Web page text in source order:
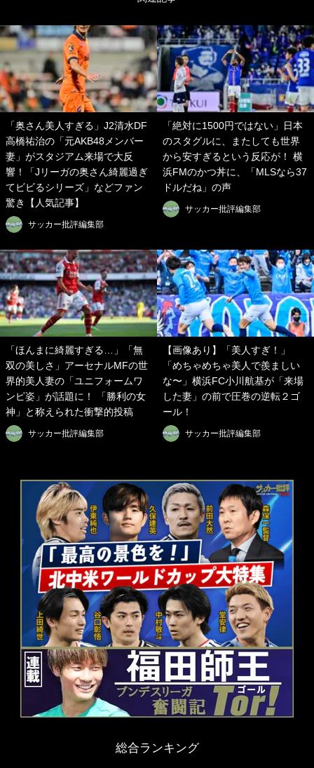
「奥さん美人すぎる」J2清水DF
高橋祐治の「元AKB48メンバー
妻」がスタジアム来場で大反
響！「Jリーガの奥さん綺麗過ぎ
てビビるシリーズ」などファン
驚き【人気記事】
サッカー批評編集部
「絶対に1500円ではない」日本
のスタグルに、またしても世界
から安すぎるという反応が！ 横
浜FMのかつ丼に、「MLSなら37
ドルだね」の声
サッカー批評編集部
「ほんまに綺麗すぎる…」「無
双の美しさ」アーセナルMFの世
界的美人妻の「ユニフォームワ
ンピ姿」が話題に！ 「勝利の女
神」と称えられた衝撃的投稿
サッカー批評編集部
【画像あり】「美人すぎ！」
「めちゃめちゃ美人で羨ましい
な〜」横浜FC小川航基が「来場
した妻」の前で圧巻の逆転２ゴ
ール！
サッカー批評編集部
総合ランキング